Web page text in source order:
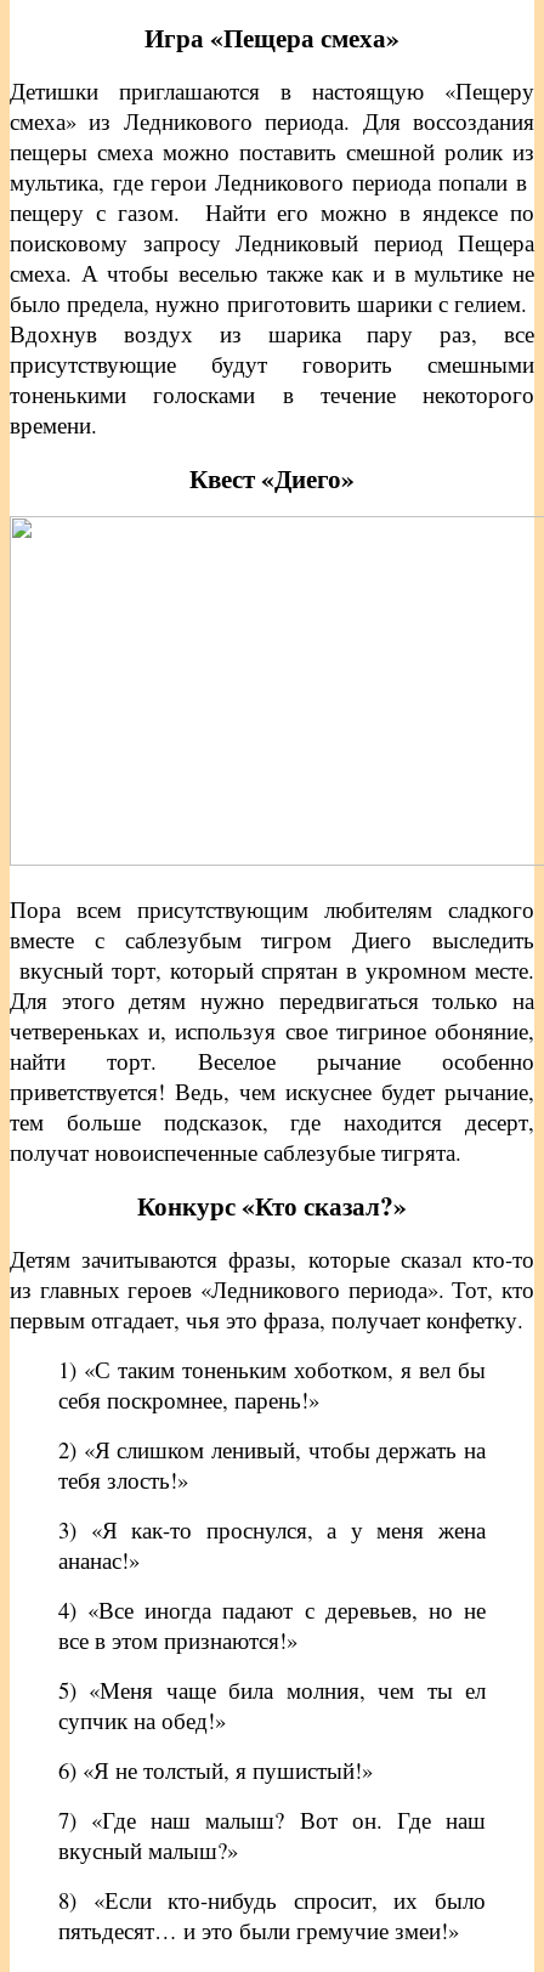
Игра «Пещера смеха»
Детишки приглашаются в настоящую «Пещеру
смеха» из Ледникового периода. Для воссоздания
пещеры смеха можно поставить смешной ролик из
мультика, где герои Ледникового периода попали в
пещеру с газом. Найти его можно в яндексе по
поисковому запросу Ледниковый период Пещера
смеха. А чтобы веселью также как и в мультике не
было предела, нужно приготовить шарики с гелием.
Вдохнув воздух из шарика пару раз, все
присутствующие будут говорить смешными
тоненькими голосками в течение некоторого
времени.
Квест «Диего»
Пора всем присутствующим любителям сладкого
вместе с саблезубым тигром Диего выследить
вкусный торт, который спрятан в укромном месте.
Для этого детям нужно передвигаться только на
четвереньках и, используя свое тигриное обоняние,
найти торт. Веселое рычание особенно
приветствуется! Ведь, чем искуснее будет рычание,
тем больше подсказок, где находится десерт,
получат новоиспеченные саблезубые тигрята.
Конкурс «Кто сказал?»
Детям зачитываются фразы, которые сказал кто-то
из главных героев «Ледникового периода». Тот, кто
первым отгадает, чья это фраза, получает конфетку.
1) «С таким тоненьким хоботком, я вел бы
себя поскромнее, парень!»
2) «Я слишком ленивый, чтобы держать на
тебя злость!»
3) «Я как-то проснулся, а у меня жена
ананас!»
4) «Все иногда падают с деревьев, но не
все в этом признаются!»
5) «Меня чаще била молния, чем ты ел
супчик на обед!»
6) «Я не толстый, я пушистый!»
7) «Где наш малыш? Вот он. Где наш
вкусный малыш?»
8) «Если кто-нибудь спросит, их было
пятьдесят… и это были гремучие змеи!»